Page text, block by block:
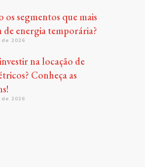
os segmentos que mais
de energia temporária?
2026
na locação de
Conheça as
2026